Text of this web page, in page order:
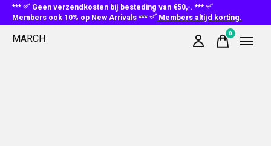
***
Geen verzendkosten bij besteding van €50,-. ***
Members ook 10% op New Arrivals ***
Members altijd korting.
MARCH 0items